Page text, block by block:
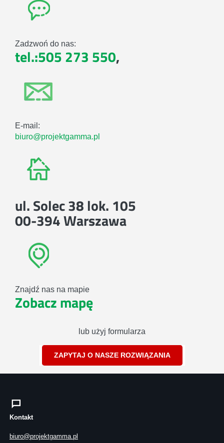
Zadzwoń do nas:
tel.:505 273 550,
E-mail:
biuro@projektgamma.pl
ul. Solec 38 lok. 105
00-394 Warszawa
Znajdź nas na mapie
Zobacz mapę
lub użyj formularza
ZAPYTAJ O NASZE ROZWIĄZANIA
Kontakt
biuro@projektgamma.pl